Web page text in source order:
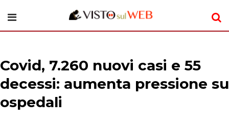
Covid, 7.260 nuovi casi e 55
decessi: aumenta pressione su
ospedali